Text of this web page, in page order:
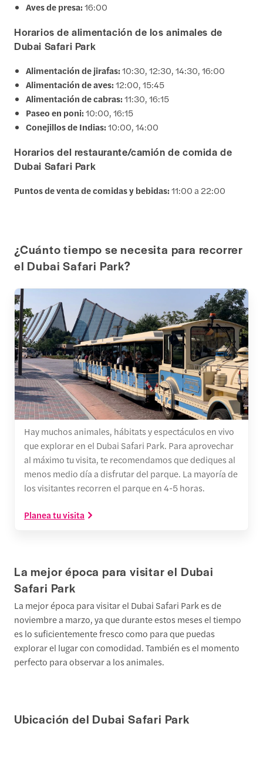
Aves de presa:16:00
Horarios de alimentación de los animales de
Dubai Safari Park
Alimentación de jirafas:10:30, 12:30, 14:30, 16:00
Alimentación de aves:12:00, 15:45
Alimentación de cabras:11:30, 16:15
Paseo en poni:10:00, 16:15
Conejillos de Indias:10:00, 14:00
Horarios del restaurante/camión de comida de
Dubai Safari Park
Puntos de venta de comidas y bebidas:11:00 a 22:00
¿Cuánto tiempo se necesita para recorrer
el Dubai Safari Park?
Hay muchos animales, hábitats y espectáculos en vivo
que explorar en el Dubai Safari Park. Para aprovechar
al máximo tu visita, te recomendamos que dediques al
menos medio día a disfrutar del parque. La mayoría de
los visitantes recorren el parque en 4-5 horas.
Planea tu visita
La mejor época para visitar el Dubai
Safari Park
La mejor época para visitar el Dubai Safari Park es de
noviembre a marzo, ya que durante estos meses el tiempo
es lo suficientemente fresco como para que puedas
explorar el lugar con comodidad. También es el momento
perfecto para observar a los animales.
Ubicación del Dubai Safari Park